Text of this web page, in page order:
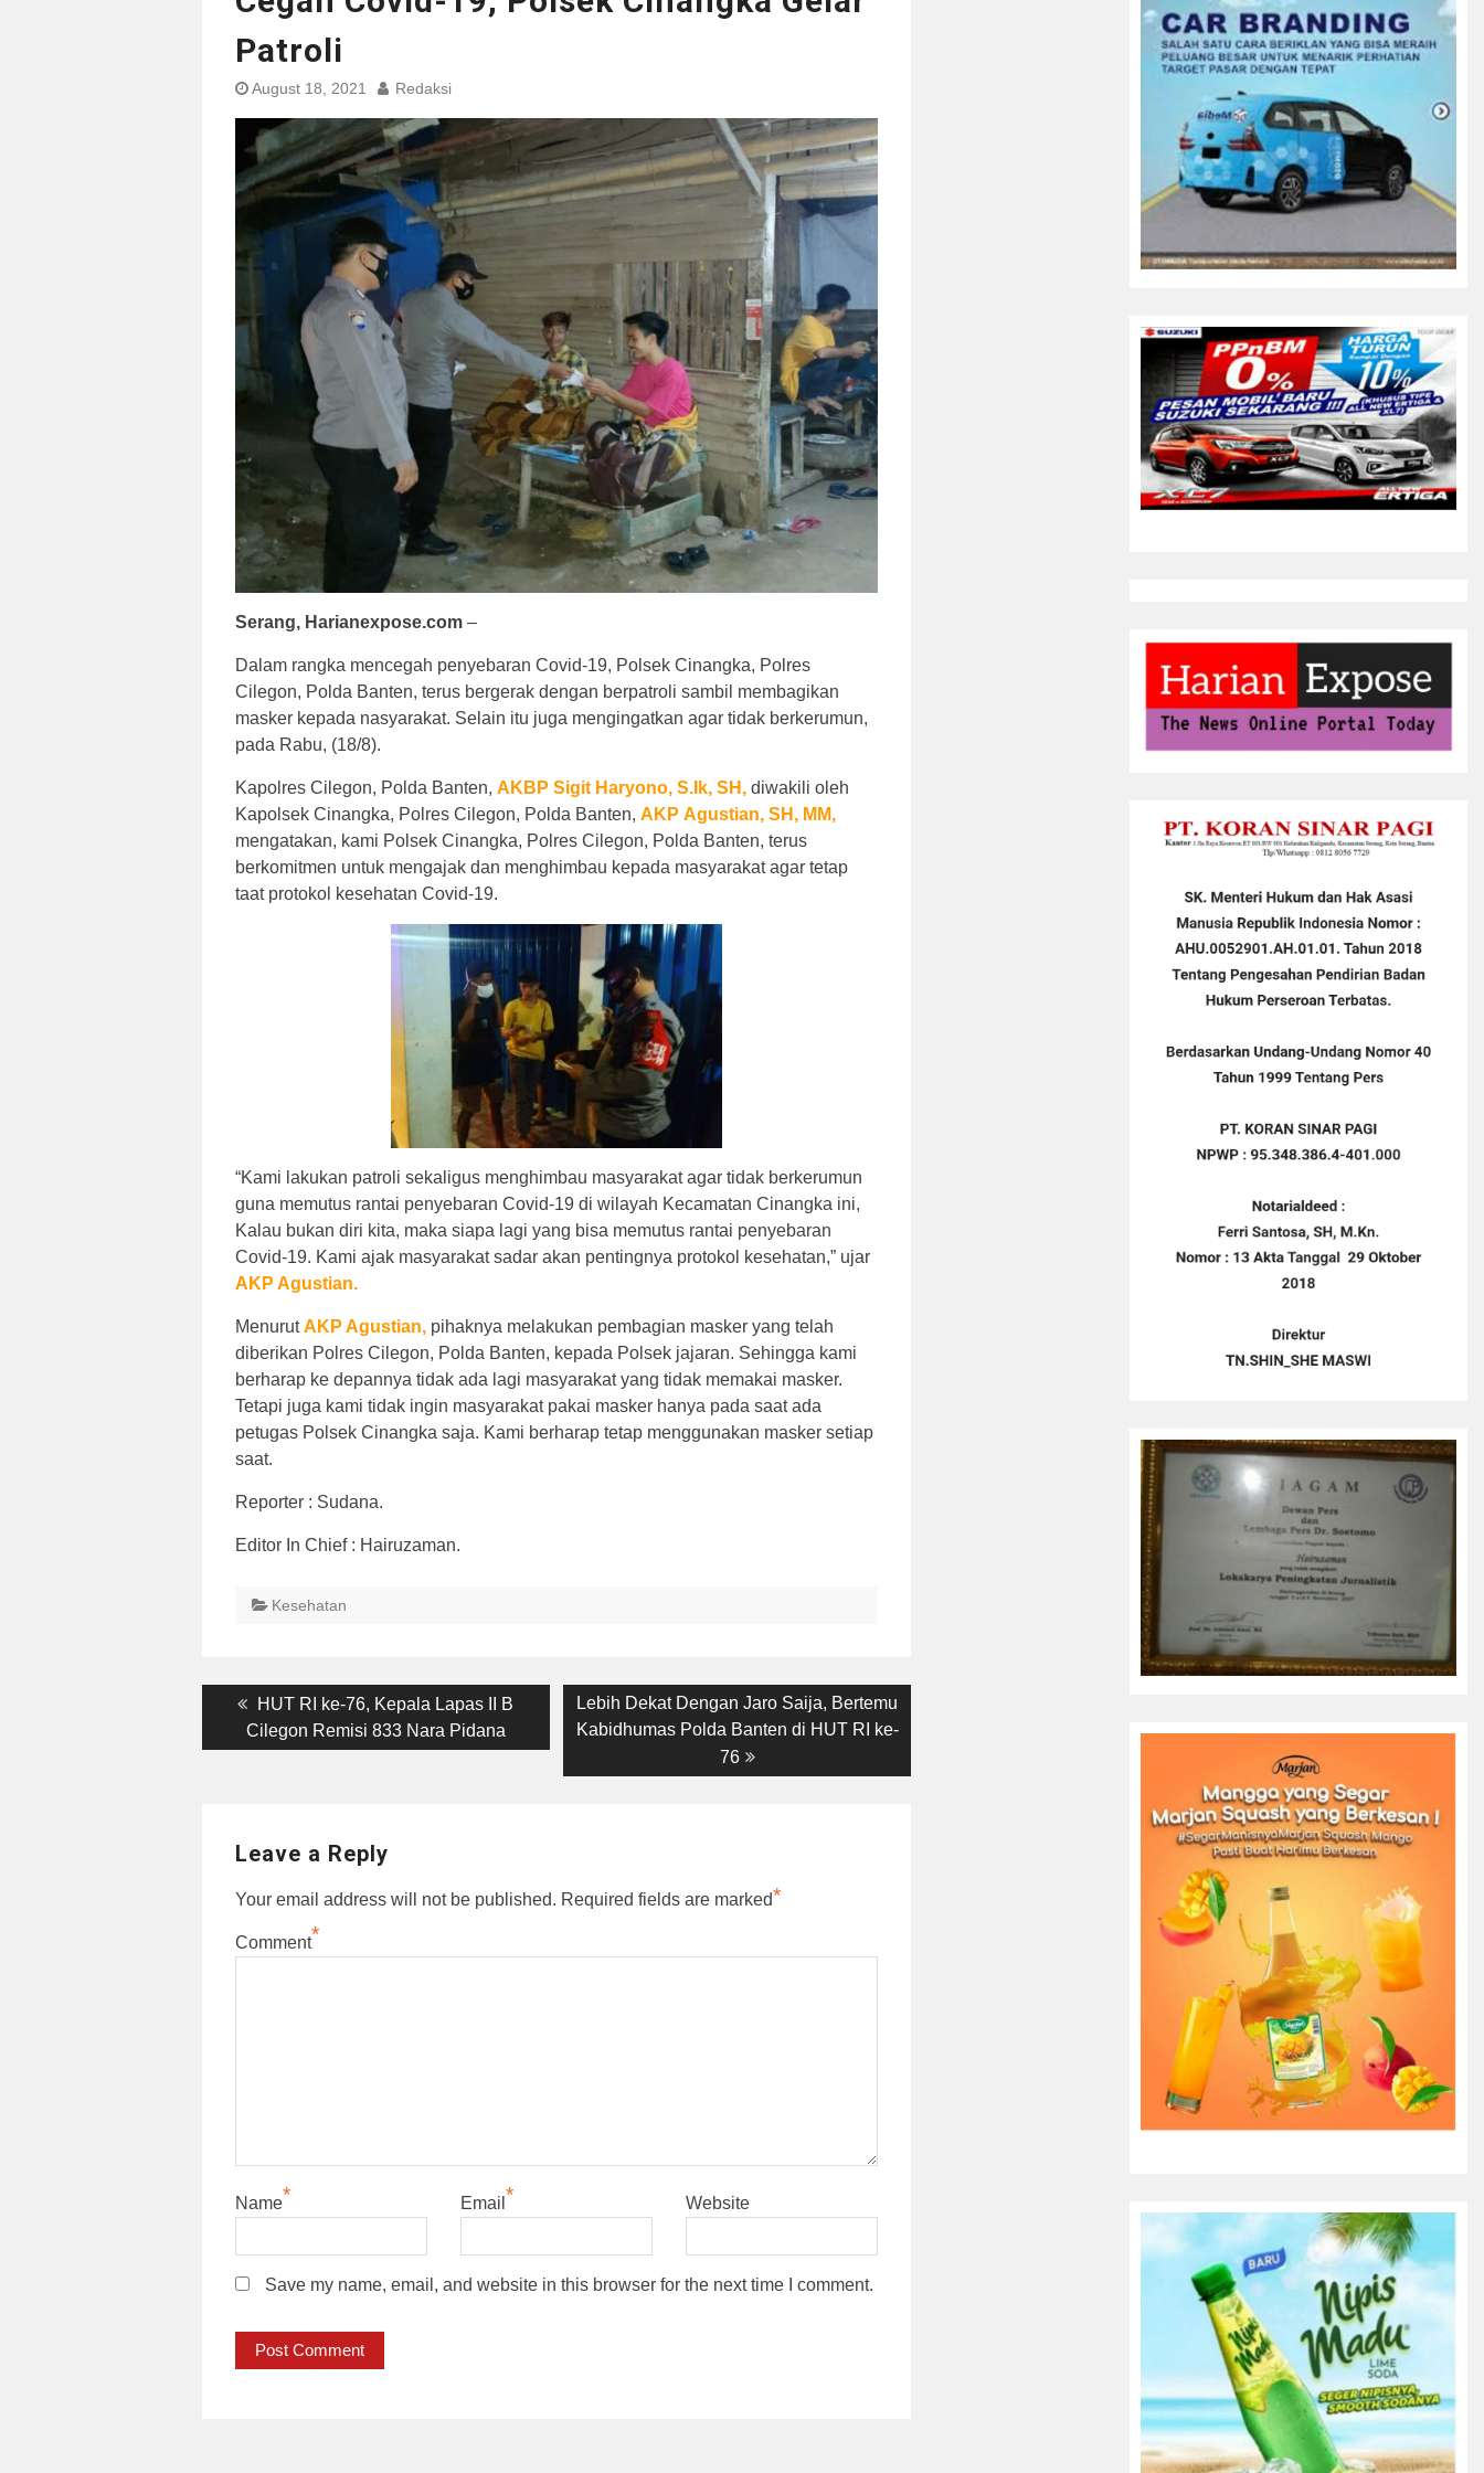
Patroli
August 18, 2021 Redaksi
Serang, Harianexpose.com –
Dalam rangka mencegah penyebaran Covid-19, Polsek Cinangka, Polres
Cilegon, Polda Banten, terus bergerak dengan berpatroli sambil membagikan
masker kepada nasyarakat. Selain itu juga mengingatkan agar tidak berkerumun,
pada Rabu, (18/8).
Kapolres Cilegon, Polda Banten, AKBP Sigit Haryono, S.Ik, SH, diwakili oleh
Kapolsek Cinangka, Polres Cilegon, Polda Banten, AKP Agustian, SH, MM,
mengatakan, kami Polsek Cinangka, Polres Cilegon, Polda Banten, terus
berkomitmen untuk mengajak dan menghimbau kepada masyarakat agar tetap
taat protokol kesehatan Covid-19.
“Kami lakukan patroli sekaligus menghimbau masyarakat agar tidak berkerumun
guna memutus rantai penyebaran Covid-19 di wilayah Kecamatan Cinangka ini,
Kalau bukan diri kita, maka siapa lagi yang bisa memutus rantai penyebaran
Covid-19. Kami ajak masyarakat sadar akan pentingnya protokol kesehatan,” ujar
AKP Agustian.
MenurutAKP Agustian, pihaknya melakukan pembagian masker yang telah
diberikan Polres Cilegon, Polda Banten, kepada Polsek jajaran. Sehingga kami
berharap ke depannya tidak ada lagi masyarakat yang tidak memakai masker.
Tetapi juga kami tidak ingin masyarakat pakai masker hanya pada saat ada
petugas Polsek Cinangka saja. Kami berharap tetap menggunakan masker setiap
saat.
Reporter : Sudana.
Editor In Chief : Hairuzaman.
Kesehatan
Post
navigation
Previous
post:
HUT RI ke-76, Kepala Lapas II B
Cilegon Remisi 833 Nara Pidana
Next
post:
Lebih Dekat Dengan Jaro Saija, Bertemu
Kabidhumas Polda Banten di HUT RI ke-
76
Leave a Reply
Your email address will not be published. Required fields are marked*
Comment*
Name* Email * Website
Save my name, email, and website in this browser for the next time I comment.